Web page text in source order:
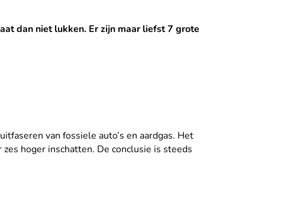
dan niet lukken. Er zijn maar liefst 7 grote
van fossiele auto’s en aardgas. Het
hoger inschatten. De conclusie is steeds